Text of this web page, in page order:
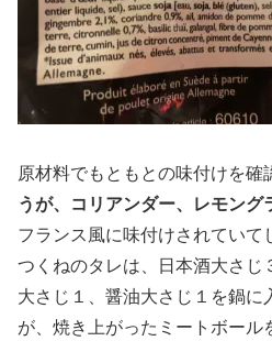
原材料でもともとの味付けを確
うが、コリアンダー、レモング
フランス風に味付けされていて
つくねのタレは、日本酒大さ
大さじ１、醤油大さじ１を鍋に
が、焼き上がったミートボー